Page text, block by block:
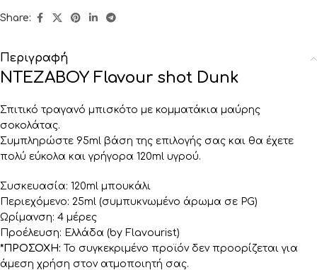
Share:
Περιγραφή
NTEZABOY Flavour shot Dunk
Σπιτικό τραγανό μπισκότο με κομματάκια μαύρης
σοκολάτας.
Συμπληρώστε 95ml βάση της επιλογής σας και θα έχετε
πολύ εύκολα και γρήγορα 120ml υγρού.
Συσκευασία: 120ml μπουκάλι
Περιεχόμενο: 25ml (συμπυκνωμένο άρωμα σε PG)
Ωρίμανση: 4 μέρες
Προέλευση: Ελλάδα (by Flavourist)
*ΠΡΟΣΟΧΗ: Το συγκεκριμένο προϊόν δεν προορίζεται για
άμεση χρήση στον ατμοποιητή σας.